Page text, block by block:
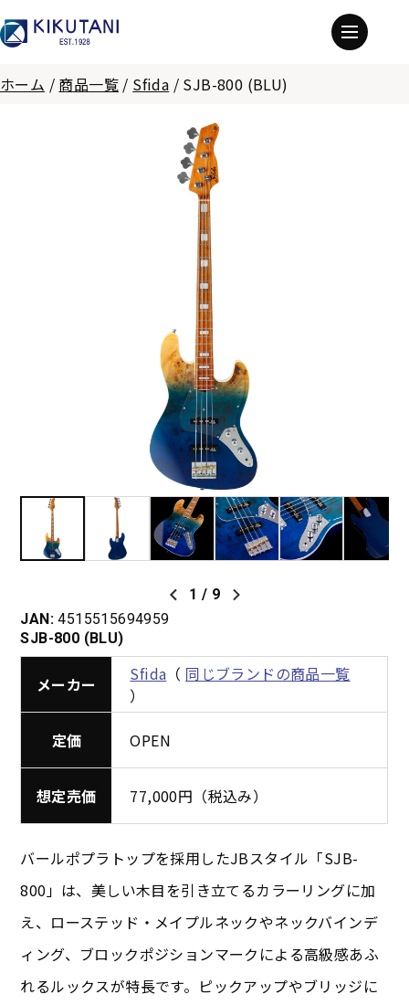
ホーム / 商品一覧 / Sfida / SJB-800 (BLU)
1 / 9
JAN: 4515515694959
SJB-800 (BLU)
メーカー Sfida （ 同じブランドの商品一覧
）
定価 OPEN
想定売価 77,000円（税込み）
バールポプラトップを採用したJBスタイル「SJB-
800」は、美しい木目を引き立てるカラーリングに加
え、ローステッド・メイプルネックやネックバインデ
ィング、ブロックポジションマークによる高級感あふ
れるルックスが特長です。ピックアップやブリッジに